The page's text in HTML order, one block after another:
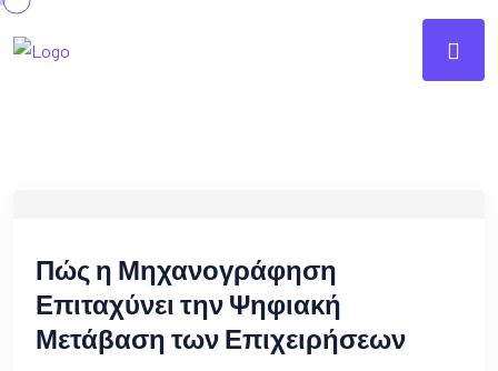
Πώς η Μηχανογράφηση
Επιταχύνει την Ψηφιακή
Μετάβαση των Επιχειρήσεων